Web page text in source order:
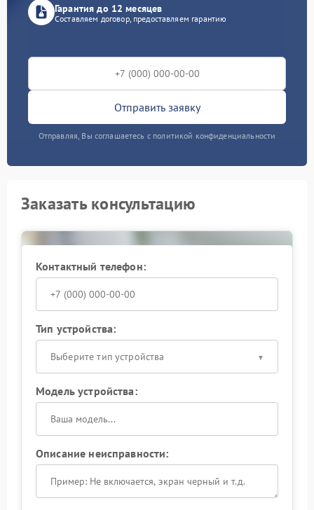
Гарантия до 12 месяцев
Составляем договор, предоставляем гарантию
Отправить заявку
Отправляя, Вы соглашаетесь с политикой конфиденциальности
Заказать консультацию
Контактный телефон:
Тип устройства:
Выберите тип устройства
Модель устройства:
Описание неисправности: